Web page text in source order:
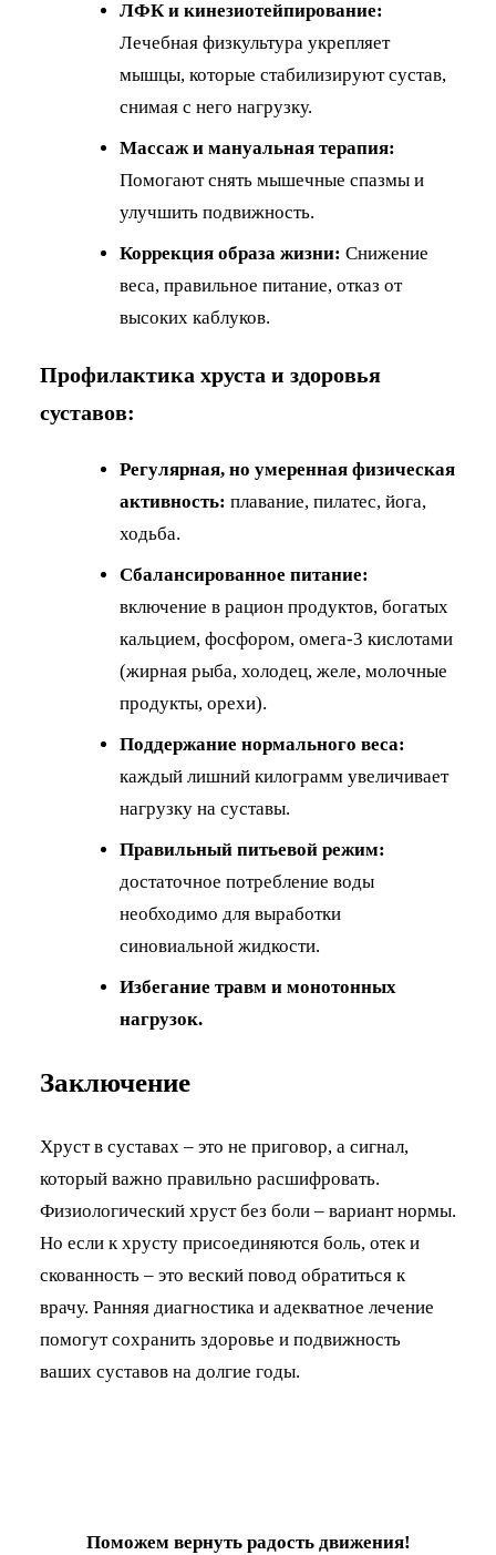
ЛФК и кинезиотейпирование:
Лечебная физкультура укрепляет
мышцы, которые стабилизируют сустав,
снимая с него нагрузку.
Массаж и мануальная терапия:
Помогают снять мышечные спазмы и
улучшить подвижность.
Коррекция образа жизни: Снижение
веса, правильное питание, отказ от
высоких каблуков.
Профилактика хруста и здоровья
суставов:
Регулярная, но умеренная физическая
активность: плавание, пилатес, йога,
ходьба.
Сбалансированное питание:
включение в рацион продуктов, богатых
кальцием, фосфором, омега-3 кислотами
(жирная рыба, холодец, желе, молочные
продукты, орехи).
Поддержание нормального веса:
каждый лишний килограмм увеличивает
нагрузку на суставы.
Правильный питьевой режим:
достаточное потребление воды
необходимо для выработки
синовиальной жидкости.
Избегание травм и монотонных
нагрузок.
Заключение
Хруст в суставах – это не приговор, а сигнал,
который важно правильно расшифровать.
Физиологический хруст без боли – вариант нормы.
Но если к хрусту присоединяются боль, отек и
скованность – это веский повод обратиться к
врачу. Ранняя диагностика и адекватное лечение
помогут сохранить здоровье и подвижность
ваших суставов на долгие годы.
Поможем вернуть радость движения!